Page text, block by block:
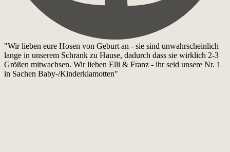
"Wir lieben eure Hosen von Geburt an - sie sind unwahrscheinlich
lange in unserem Schrank zu Hause, dadurch dass sie wirklich 2-3
Größen mitwachsen. Wir lieben Elli & Franz - ihr seid unsere Nr. 1
in Sachen Baby-/Kinderklamotten"